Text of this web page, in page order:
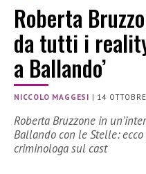
Roberta
da tutti i
a Ballando’
NICCOLO MAGGESI | 14
Roberta Bruzzone in
Ballando con le Stelle:
criminologa sul cast